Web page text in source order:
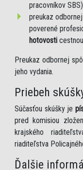
pracovníkov SBS)
preukaz
poverené
hotovosti
Preukaz odbornej
jeho vydania.
Priebeh
Súčasťou skúšky je
pred komisiou
krajského
riaditeľstva
Ďalšie